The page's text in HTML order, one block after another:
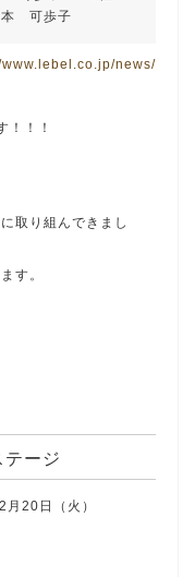
可歩子
www.lebel.co.jp/news/
！！！
取り組んできまし
す。
ージ
20日（火）